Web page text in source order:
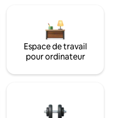
Espace de travail
pour ordinateur